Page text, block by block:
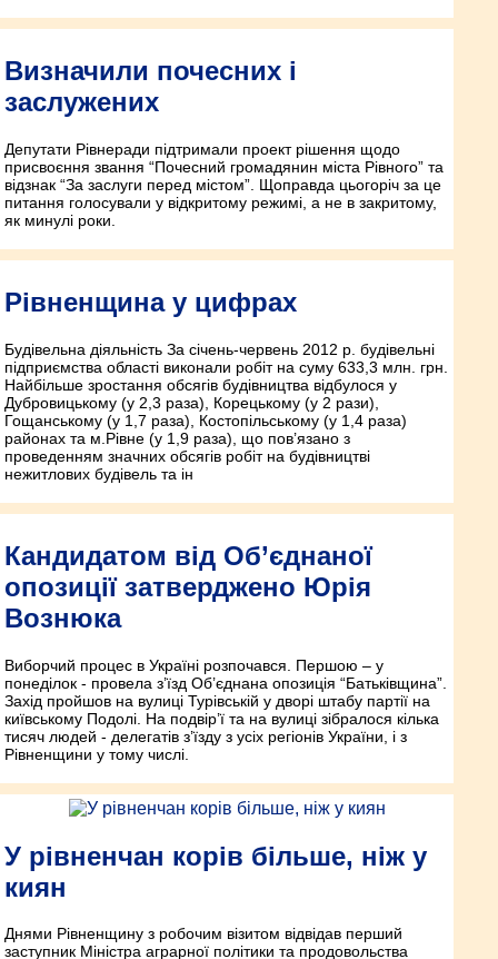
Визначили почесних і
заслужених
Депутати Рівнеради підтримали проект рішення щодо
присвоєння звання “Почесний громадянин міста Рівного” та
відзнак “За заслуги перед містом”. Щоправда цьогоріч за це
питання голосували у відкритому режимі, а не в закритому,
як минулі роки.
Рівненщина у цифрах
Будівельна діяльність За січень-червень 2012 р. будівельні
підприємства області виконали робіт на суму 633,3 млн. грн.
Найбільше зростання обсягів будівництва відбулося у
Дубровицькому (у 2,3 раза), Корецькому (у 2 рази),
Гощанському (у 1,7 раза), Костопільському (у 1,4 раза)
районах та м.Рівне (у 1,9 раза), що пов’язано з
проведенням значних обсягів робіт на будівництві
нежитлових будівель та ін
Кандидатом від Об’єднаної
опозиції затверджено Юрія
Вознюка
Виборчий процес в Україні розпочався. Першою – у
понеділок - провела з’їзд Об’єднана опозиція “Батьківщина”.
Захід пройшов на вулиці Турівській у дворі штабу партії на
київському Подолі. На подвір’ї та на вулиці зібралося кілька
тисяч людей - делегатів з’їзду з усіх регіонів України, і з
Рівненщини у тому числі.
У рівненчан корів більше, ніж у
киян
Днями Рівненщину з робочим візитом відвідав перший
заступник Міністра аграрної політики та продовольства